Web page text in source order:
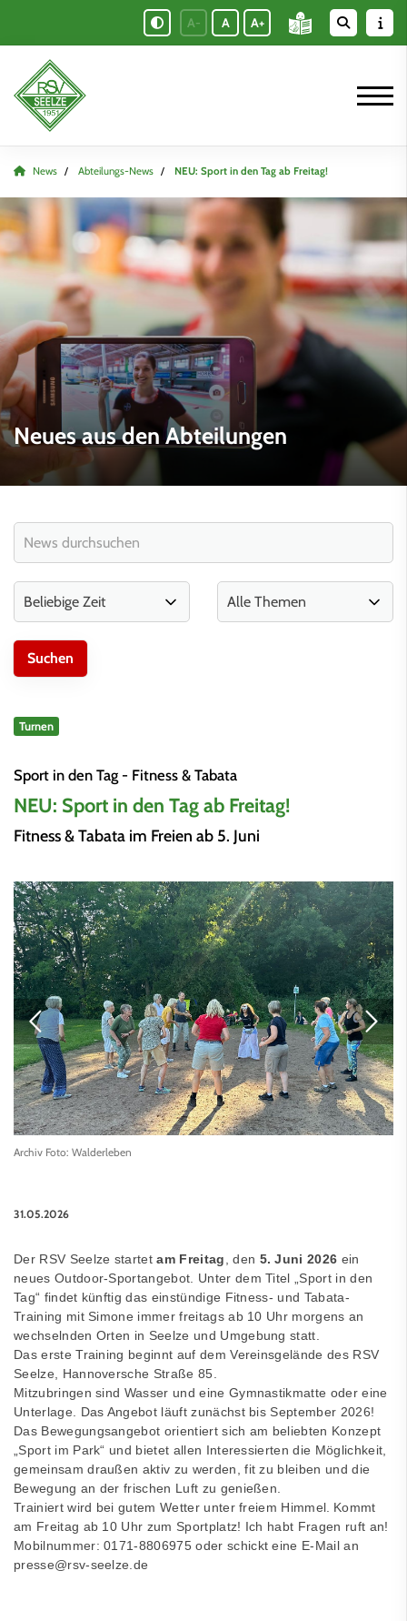
A- A A+
News Abteilungs-News NEU: Sport in den Tag ab Freitag!
Neues aus den Abteilungen
Turnen
Sport in den Tag - Fitness & Tabata
NEU: Sport in den Tag ab Freitag!
Fitness & Tabata im Freien ab 5. Juni
Archiv Foto: Walderleben
31.05.2026
Der RSV Seelze startetam Freitag , den 5. Juni 2026 ein
neues Outdoor-Sportangebot. Unter dem Titel „Sport in den
Tag“ findet künftig das einstündige Fitness- und Tabata-
Training mit Simone immer freitags ab 10 Uhr morgens an
wechselnden Orten in Seelze und Umgebung statt.
Das erste Training beginnt auf dem Vereinsgelände des RSV
Seelze, Hannoversche Straße 85.
Mitzubringen sind Wasser und eine Gymnastikmatte oder eine
Unterlage. Das Angebot läuft zunächst bis September 2026!
Das Bewegungsangebot orientiert sich am beliebten Konzept
„Sport im Park“ und bietet allen Interessierten die Möglichkeit,
gemeinsam draußen aktiv zu werden, fit zu bleiben und die
Bewegung an der frischen Luft zu genießen.
Trainiert wird bei gutem Wetter unter freiem Himmel. Kommt
am Freitag ab 10 Uhr zum Sportplatz! Ich habt Fragen ruft an!
Mobilnummer: 0171-8806975 oder schickt eine E-Mail an
presse@rsv-seelze.de